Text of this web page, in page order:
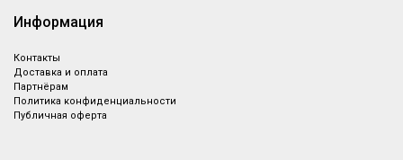
Информация
Контакты
Доставка и оплата
Партнёрам
Политика конфиденциальности
Публичная оферта